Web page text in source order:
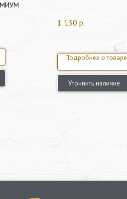
1 130 р.
Подробнее о товаре
Уточнить наличие